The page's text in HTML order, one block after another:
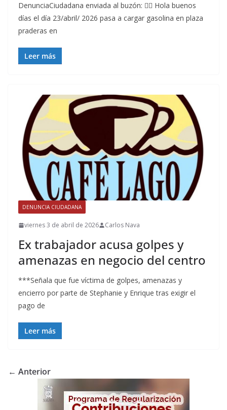
DenunciaCiudadana enviada al buzón: 👇🏼 Hola buenos
días el día 23/abril/ 2026 pasa a cargar gasolina en plaza
praderas en
Leer más
DENUNCIA CIUDADANA
viernes 3 de abril de 2026 Carlos Nava
Ex trabajador acusa golpes y
amenazas en negocio del centro
***Señala que fue víctima de golpes, amenazas y
encierro por parte de Stephanie y Enrique tras exigir el
pago de
Leer más
← Anterior